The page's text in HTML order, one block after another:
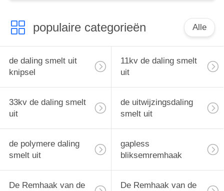
populaire categorieën Alle
de daling smelt uit
knipsel
11kv de daling smelt
uit
33kv de daling smelt
uit
de uitwijzingsdaling
smelt uit
de polymere daling
smelt uit
gapless
bliksemremhaak
De Remhaak van de De Remhaak van de